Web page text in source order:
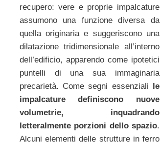
recupero: vere e proprie impalcature
assumono una funzione diversa da
quella originaria e suggeriscono una
dilatazione tridimensionale all’interno
dell’edificio, apparendo come ipotetici
puntelli di una sua immaginaria
precarietà. Come segni essenziali le
impalcature definiscono nuove
volumetrie, inquadrando
letteralmente porzioni dello spazio.
Alcuni elementi delle strutture in ferro